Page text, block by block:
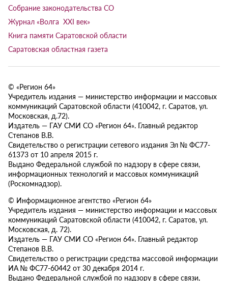
Собрание законодательства СО
Журнал «Волга XXI век»
Книга памяти Саратовской области
Саратовская областная газета
© «Регион 64»
Учредитель издания — министерство информации и массовых
коммуникаций Саратовской области (410042, г. Саратов, ул.
Московская, д.72).
Издатель — ГАУ СМИ СО «Регион 64». Главный редактор
Степанов В.В.
Свидетельство о регистрации сетевого издания Эл № ФС77-
61373 от 10 апреля 2015 г.
Выдано Федеральной службой по надзору в сфере связи,
информационных технологий и массовых коммуникаций
(Роскомнадзор).
© Информационное агентство «Регион 64»
Учредитель издания — министерство информации и массовых
коммуникаций Саратовской области (410042, г. Саратов, ул.
Московская, д. 72).
Издатель — ГАУ СМИ СО «Регион 64». Главный редактор
Степанов В.В.
Свидетельство о регистрации средства массовой информации
ИА № ФС77-60442 от 30 декабря 2014 г.
Выдано Федеральной службой по надзору в сфере связи,